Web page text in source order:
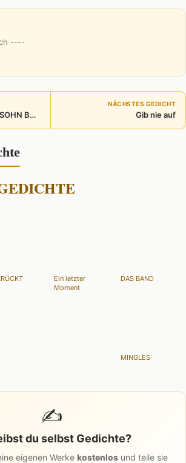
----
GESTÖRTE VATER -SOHN BEZIEHUNG
NÄCHSTES GEDICHT
Gib nie auf
Ein letzter
Moment
DAS BAND
MINGLES
✍️
du selbst Gedichte?
eigenen Werke kostenlos und teile sie